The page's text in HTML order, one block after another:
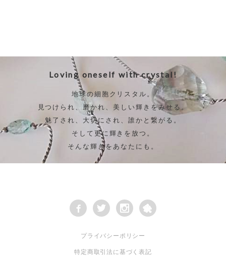
Loving oneself with crystal!
地球の細胞クリスタル。
見つけられ、磨かれ、美しい輝きをみせる。
魅了され、大切にされ、誰かと繋がる。
そして更に輝きを放つ。
そんな輝きをあなたにも。
プライバシーポリシー
特定商取引法に基づく表記